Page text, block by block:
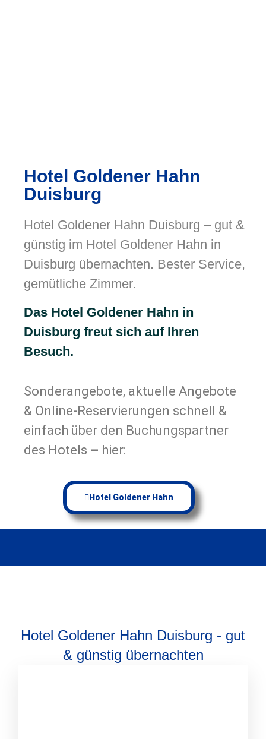
Hotel Goldener Hahn
Duisburg
Hotel Goldener Hahn Duisburg – gut &
günstig im Hotel Goldener Hahn in
Duisburg übernachten. Bester Service,
gemütliche Zimmer.
Das Hotel Goldener Hahn in
Duisburg freut sich auf Ihren
Besuch.
Sonderangebote, aktuelle Angebote
& Online-Reservierungen schnell &
einfach über den Buchungspartner
des Hotels – hier:
Hotel Goldener Hahn
Hotel Goldener Hahn Duisburg - gut
& günstig übernachten